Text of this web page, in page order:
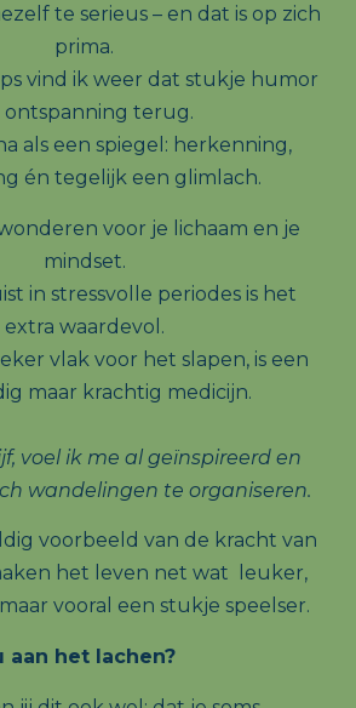
te serieus – en dat is op zich
prima.
vind ik weer dat stukje humor
ontspanning terug.
als een spiegel: herkenning,
én tegelijk een glimlach.
voor je lichaam en je
mindset.
in stressvolle periodes is het
extra waardevol.
vlak voor het slapen, is een
maar krachtig medicijn.
voel ik me al geïnspireerd en
wandelingen te organiseren.
voorbeeld van de kracht van
het leven net wat leuker,
vooral een stukje speelser.
het lachen?